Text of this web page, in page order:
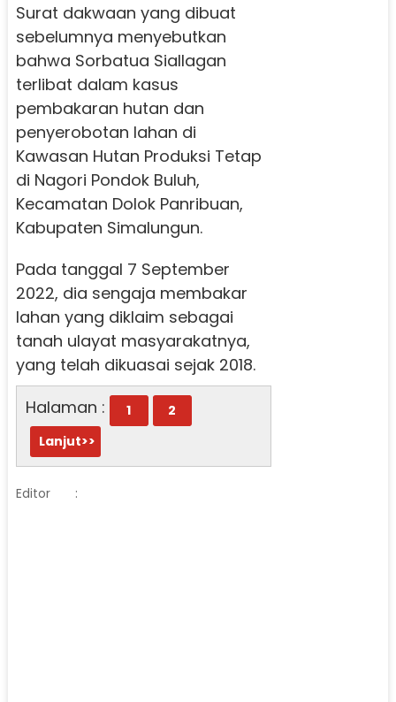
Surat dakwaan yang dibuat
sebelumnya menyebutkan
bahwa Sorbatua Siallagan
terlibat dalam kasus
pembakaran hutan dan
penyerobotan lahan di
Kawasan Hutan Produksi Tetap
di Nagori Pondok Buluh,
Kecamatan Dolok Panribuan,
Kabupaten Simalungun.
Pada tanggal 7 September
2022, dia sengaja membakar
lahan yang diklaim sebagai
tanah ulayat masyarakatnya,
yang telah dikuasai sejak 2018.
Halaman :
1
2
Lanjut>>
Editor :